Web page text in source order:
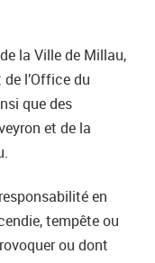
la Ville de Millau,
l’Office du
que des
et de la
en
tempête ou
ou dont